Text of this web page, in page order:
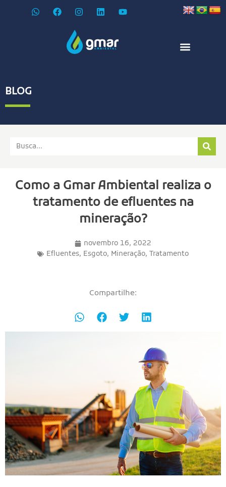
BLOG
Como a Gmar Ambiental realiza o
tratamento de efluentes na
mineração?
novembro 16, 2022
Efluentes, Esgoto, Mineração, Tratamento
Compartilhe: